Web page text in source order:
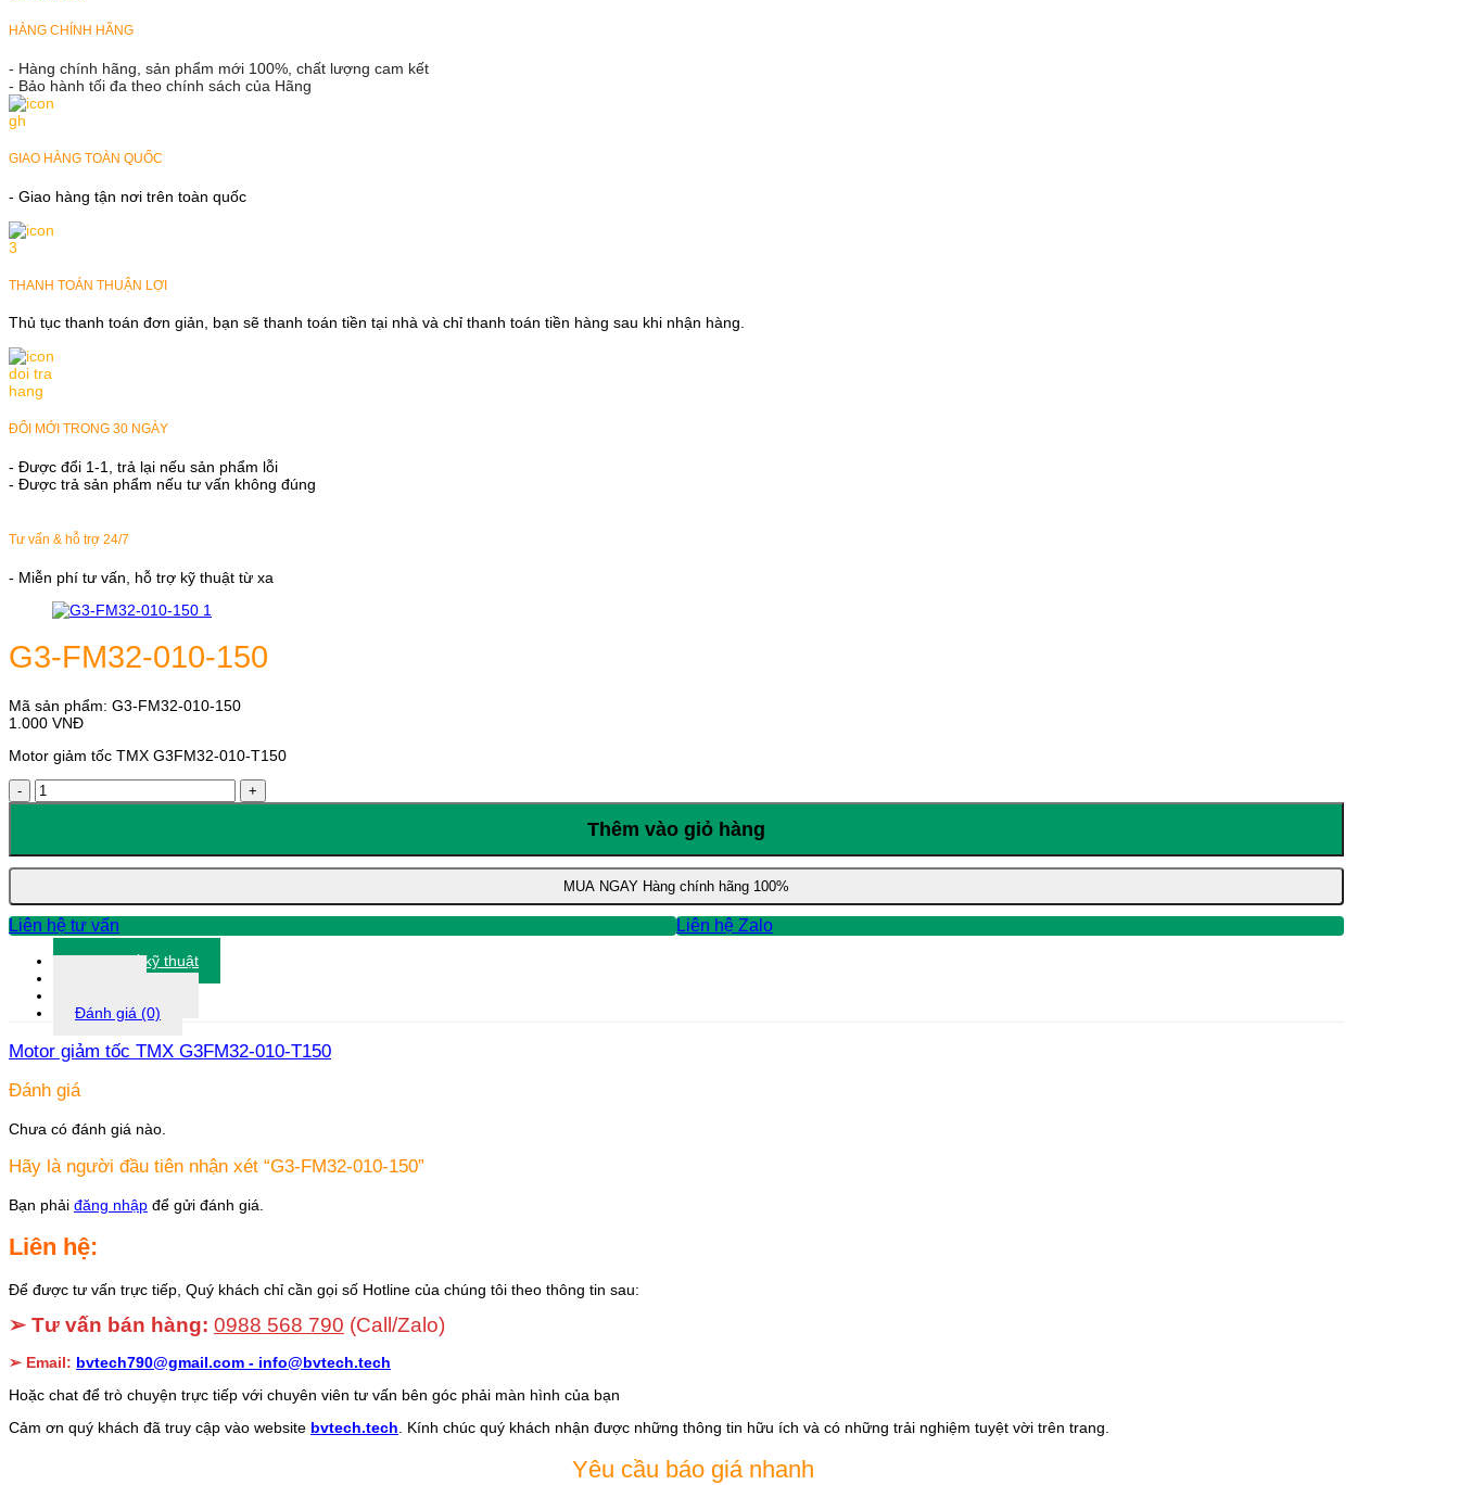
HÀNG CHÍNH HÃNG
- Hàng chính hãng, sản phẩm mới 100%, chất lượng cam kết
- Bảo hành tối đa theo chính sách của Hãng
GIAO HÀNG TOÀN QUỐC
- Giao hàng tận nơi trên toàn quốc
THANH TOÁN THUẬN LỢI
Thủ tục thanh toán đơn giản, bạn sẽ thanh toán tiền tại nhà và chỉ thanh toán tiền hàng sau khi nhận hàng.
ĐỔI MỚI TRONG 30 NGÀY
- Được đổi 1-1, trả lại nếu sản phẩm lỗi
- Được trả sản phẩm nếu tư vấn không đúng
Tư vấn & hỗ trợ 24/7
- Miễn phí tư vấn, hỗ trợ kỹ thuật từ xa
G3-FM32-010-150
Mã sản phẩm: G3-FM32-010-150
1.000 VNĐ
Motor giảm tốc TMX G3FM32-010-T150
G3-
FM32-
số
lượng
Thêm vào giỏ hàng
MUA NGAY Hàng chính hãng 100%
Liên hệ tư vấn Liên hệ Zalo
Thông số kỹ thuật
Đánh giá (0)
Motor giảm tốc TMX G3FM32-010-T150
Đánh giá
Chưa có đánh giá nào.
Hãy là người đầu tiên nhận xét “G3-FM32-010-150”
Bạn phải đăng nhập để gửi đánh giá.
Liên hệ:
Để được tư vấn trực tiếp, Quý khách chỉ cần gọi số Hotline của chúng tôi theo thông tin sau:
➢ Tư vấn bán hàng: 0988 568 790 (Call/Zalo)
➢ Email: bvtech790@gmail.com - info@bvtech.tech
Hoặc chat để trò chuyện trực tiếp với chuyên viên tư vấn bên góc phải màn hình của bạn
Cảm ơn quý khách đã truy cập vào website bvtech.tech. Kính chúc quý khách nhận được những thông tin hữu ích và có những trải nghiệm tuyệt vời trên trang.
Yêu cầu báo giá nhanh